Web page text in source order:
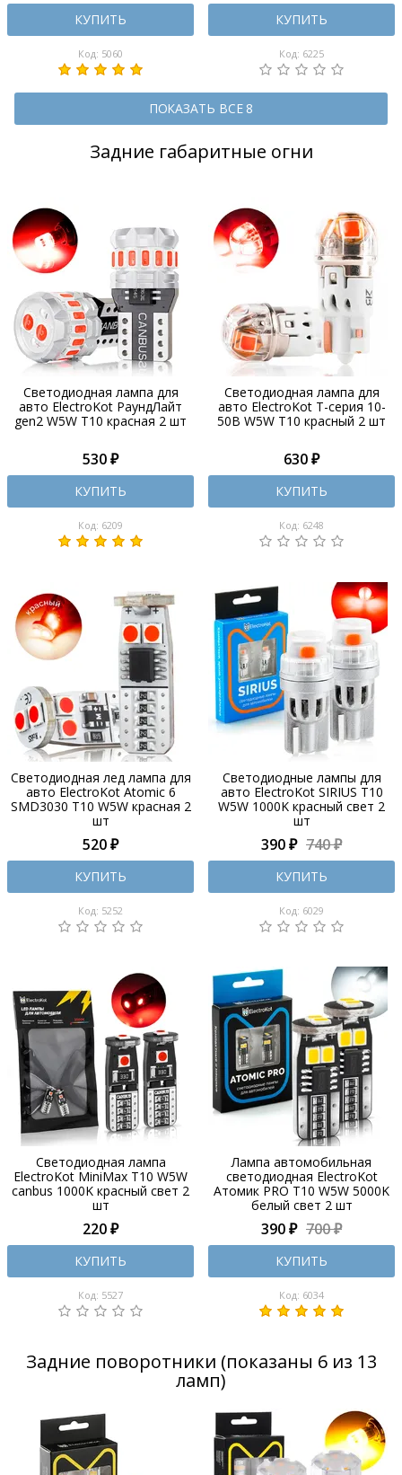
КУПИТЬ
Код: 5060
КУПИТЬ
Код: 6225
ПОКАЗАТЬ ВСЕ 8
Задние габаритные огни
Светодиодная лампа для
авто ElectroKot РаундЛайт
gen2 W5W T10 красная 2 шт
530 ₽
КУПИТЬ
Код: 6209
Светодиодная лампа для
авто ElectroKot Т-серия 10-
50В W5W T10 красный 2 шт
630 ₽
КУПИТЬ
Код: 6248
Светодиодная лед лампа для
авто ElectroKot Atomic 6
SMD3030 T10 W5W красная 2
шт
520 ₽
КУПИТЬ
Код: 5252
Светодиодные лампы для
авто ElectroKot SIRIUS T10
W5W 1000K красный свет 2
шт
390 ₽ 740 ₽
КУПИТЬ
Код: 6029
Светодиодная лампа
ElectroKot MiniMax T10 W5W
canbus 1000K красный свет 2
шт
220 ₽
КУПИТЬ
Код: 5527
Лампа автомобильная
светодиодная ElectroKot
Атомик PRO T10 W5W 5000K
белый свет 2 шт
390 ₽ 700 ₽
КУПИТЬ
Код: 6034
Задние поворотники (показаны 6 из 13
ламп)